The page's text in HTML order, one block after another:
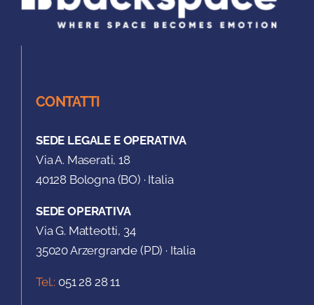
CONTATTI
SEDE LEGALE E OPERATIVA
Via A. Maserati, 18
40128 Bologna (BO) · Italia
SEDE OPERATIVA
Via G. Matteotti, 34
35020 Arzergrande (PD) · Italia
Tel.: 051 28 28 11